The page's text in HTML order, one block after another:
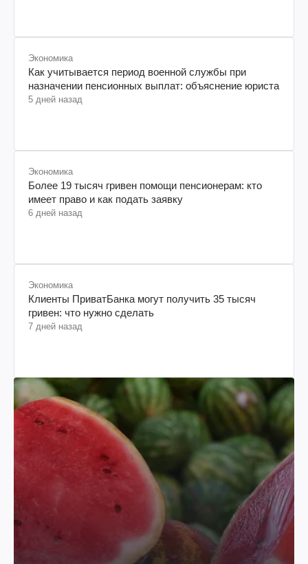
Экономика
Как учитывается период военной службы при
назначении пенсионных выплат: объяснение юриста
5 дней назад
Экономика
Более 19 тысяч гривен помощи пенсионерам: кто
имеет право и как подать заявку
6 дней назад
Экономика
Клиенты ПриватБанка могут получить 35 тысяч
гривен: что нужно сделать
7 дней назад